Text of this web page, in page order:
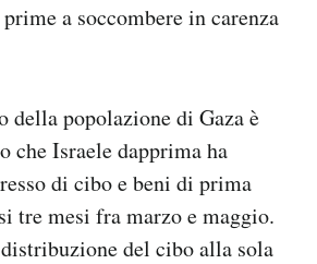
a soccombere in carenza
della popolazione di Gaza è
che Israele dapprima ha
di cibo e beni di prima
tre mesi fra marzo e maggio.
del cibo alla sola